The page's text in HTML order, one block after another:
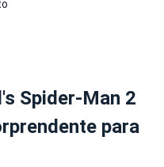
Spider-Man 2
para